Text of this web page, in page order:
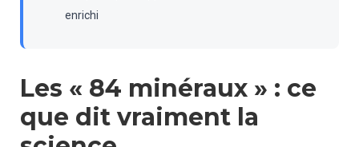
enrichi
Les « 84 minéraux » : ce
que dit vraiment la